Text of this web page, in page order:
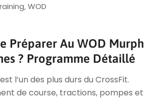
‚WOD
Préparer Au WOD Murph
? Programme Détaillé
l’un des plus durs du CrossFit.
de course, tractions, pompes et